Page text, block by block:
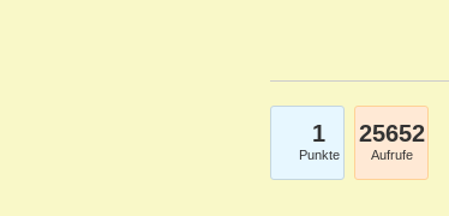
1
Punkte
25652
Aufrufe